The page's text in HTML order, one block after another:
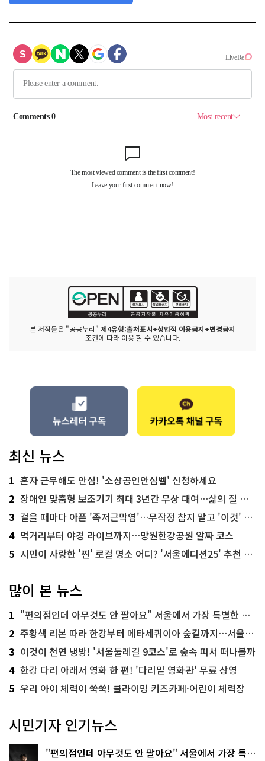
본 저작물은 "공공누리" 제4유형:출처표시+상업적 이용금지+변경금지
조건에 따라 이용 할 수 있습니다.
최신 뉴스
1 혼자 근무해도 안심! '소상공인안심벨' 신청하세요
2 장애인 맞춤형 보조기기 최대 3년간 무상 대여…삶의 질 높인다
3 걸을 때마다 아픈 '족저근막염'…무작정 참지 말고 '이것' 해보세요!
4 먹거리부터 야경 라이브까지…망원한강공원 알짜 코스
5 시민이 사랑한 '찐' 로컬 명소 어디? '서울에디션25' 추천 코스
많이 본 뉴스
1 "편의점인데 아무것도 안 팔아요" 서울에서 가장 특별한 편의점의 정체
2 주황색 리본 따라 한강부터 메타세쿼이아 숲길까지…서울둘레길 15코스
3 이것이 천연 냉방! '서울둘레길 9코스'로 숲속 피서 떠나볼까
4 한강 다리 아래서 영화 한 편! '다리밑 영화관' 무료 상영
5 우리 아이 체력이 쑥쑥! 클라이밍 키즈카페·어린이 체력장
시민기자 인기뉴스
"편의점인데 아무것도 안 팔아요" 서울에서 가장 특별